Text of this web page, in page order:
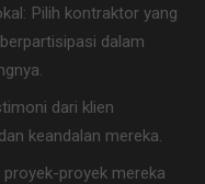
Pilih kontraktor yang
dalam
dari klien
keandalan mereka.
proyek mereka